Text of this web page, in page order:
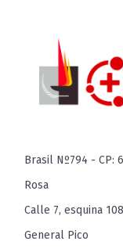
Brasil Nº794 - CP:
Rosa
Calle 7, esquina
General Pico